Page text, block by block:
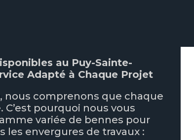
au Puy-Sainte-
Adapté à Chaque Projet
, nous comprenons que chaque
pourquoi nous vous
variée de bennes pour
les envergures de travaux :